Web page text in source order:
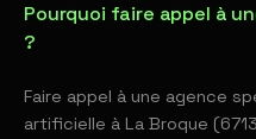
Pourquoi faire appel à
?
Faire appel à une agence
artificielle à La Broque